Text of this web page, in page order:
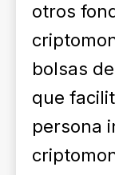
otros
bolsas
que
persona